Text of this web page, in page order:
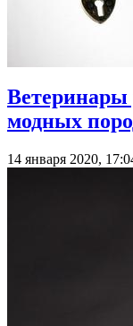
Ветеринары
модных
14 января 2020,